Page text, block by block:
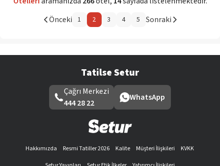
Önceki 1 2 3 4 5 Sonraki
Tatilse Setur
Çağrı Merkezi
444 28 22
WhatsApp
Hakkımızda Resmi Tatiller 2026 Kalite Müşteri İlişkileri
KVKK